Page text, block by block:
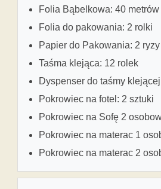
Folia Bąbelkowa: 40 metrów
Folia do pakowania: 2 rolki
Papier do Pakowania: 2
Taśma klejąca: 12 rolek
Dyspenser do taśmy
Pokrowiec na fotel: 2 sztuki
Pokrowiec na Sofę 2
Pokrowiec na materac 1
Pokrowiec na materac 2